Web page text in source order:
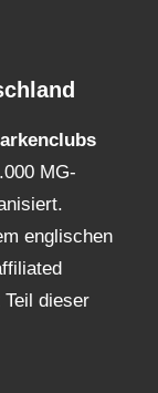
MG-
englischen
dieser